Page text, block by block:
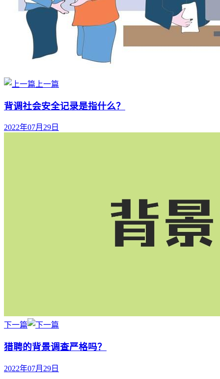
上一篇
背调社会安全记录是指什么？
2022年07月29日
下一篇
猎聘的背景调查严格吗？
2022年07月29日